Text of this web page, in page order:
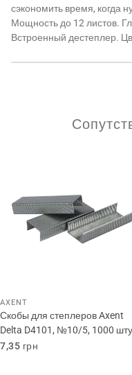
сэкономить время, когда
Мощность до 12 листов.
Встроенный дестеплер.
AXENT
Скобы для степлеров Axent
Delta D4101, №10/5, 1000
Обычная
7,35 грн